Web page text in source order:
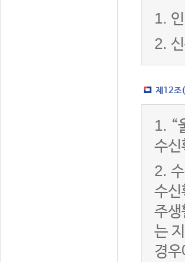
1.
2.
제12조(
1. “
수
2.
수신
주생
는
경